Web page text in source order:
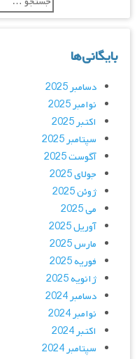
بایگانی‌ها
دسامبر 2025
نوامبر 2025
اکتبر 2025
سپتامبر 2025
آگوست 2025
جولای 2025
ژوئن 2025
می 2025
آوریل 2025
مارس 2025
فوریه 2025
ژانویه 2025
دسامبر 2024
نوامبر 2024
اکتبر 2024
سپتامبر 2024